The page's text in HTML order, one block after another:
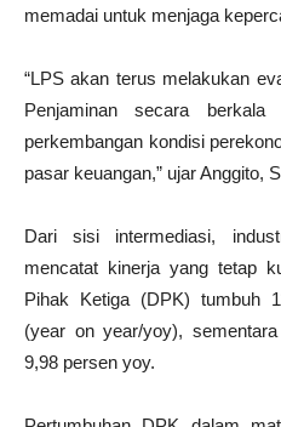
memadai untuk menjaga
“LPS akan terus melakukan
Penjaminan secara
perkembangan kondisi
pasar keuangan,” ujar Anggito,
Dari sisi intermediasi,
mencatat kinerja yang tetap
Pihak Ketiga (DPK) tumbuh
(year on year/yoy),
9,98 persen yoy.